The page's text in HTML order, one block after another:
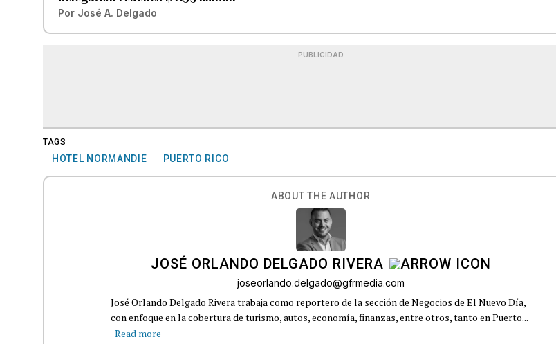
Por José A. Delgado
PUBLICIDAD
TAGS
HOTEL NORMANDIE PUERTO RICO
ABOUT THE AUTHOR
JOSÉ ORLANDO DELGADO RIVERA
joseorlando.delgado@gfrmedia.com
José Orlando Delgado Rivera trabaja como reportero de la sección de Negocios de El Nuevo Día,
con enfoque en la cobertura de turismo, autos, economía, finanzas, entre otros, tanto en Puerto...
Read more